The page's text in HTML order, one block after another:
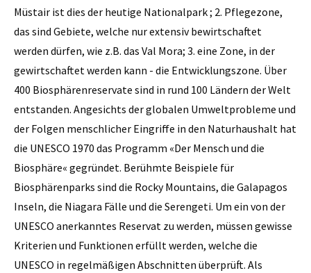
Müstair ist dies der heutige Nationalpark ; 2. Pflegezone,
das sind Gebiete, welche nur extensiv bewirtschaftet
werden dürfen, wie z.B. das Val Mora; 3. eine Zone, in der
gewirtschaftet werden kann - die Entwicklungszone. Über
400 Biosphärenreservate sind in rund 100 Ländern der Welt
entstanden. Angesichts der globalen Umweltprobleme und
der Folgen menschlicher Eingriffe in den Naturhaushalt hat
die UNESCO 1970 das Programm «Der Mensch und die
Biosphäre« gegründet. Berühmte Beispiele für
Biosphärenparks sind die Rocky Mountains, die Galapagos
Inseln, die Niagara Fälle und die Serengeti. Um ein von der
UNESCO anerkanntes Reservat zu werden, müssen gewisse
Kriterien und Funktionen erfüllt werden, welche die
UNESCO in regelmäßigen Abschnitten überprüft. Als